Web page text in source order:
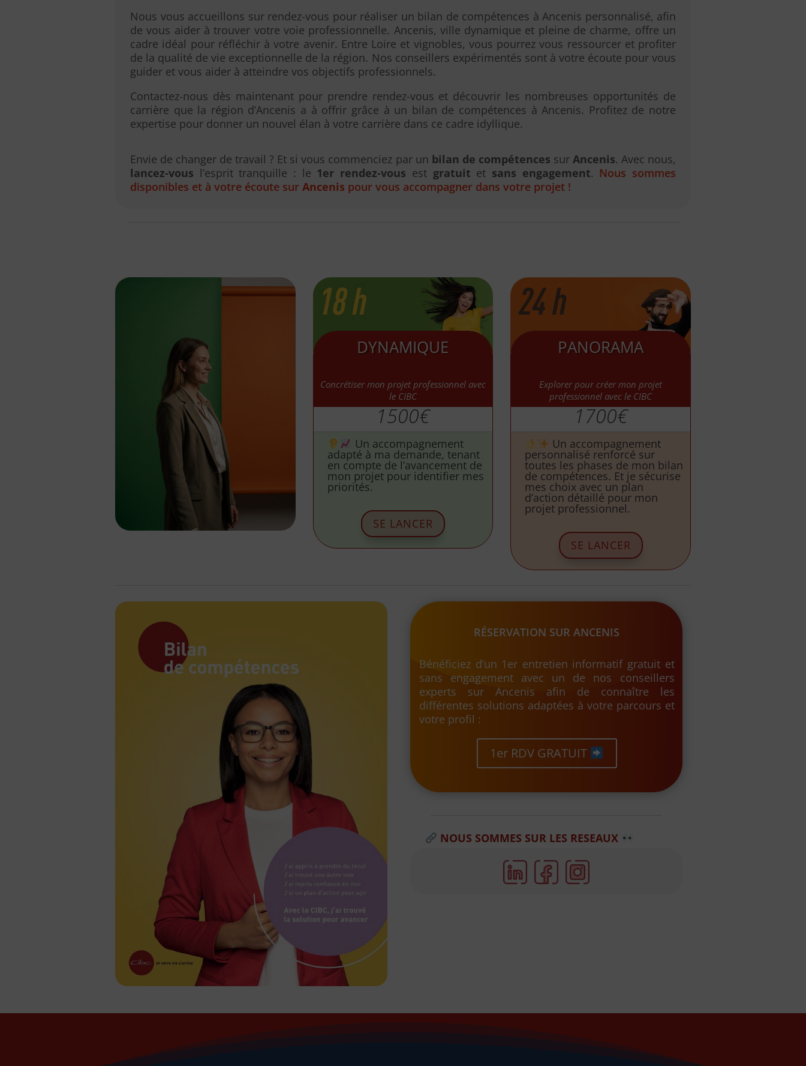
Nous vous accueillons sur rendez-vous pour réaliser un bilan de compétences à Ancenis personnalisé, afin
de vous aider à trouver votre voie professionnelle. Ancenis, ville dynamique et pleine de charme, offre un
cadre idéal pour réfléchir à votre avenir. Entre Loire et vignobles, vous pourrez vous ressourcer et profiter
de la qualité de vie exceptionnelle de la région. Nos conseillers expérimentés sont à votre écoute pour vous
guider et vous aider à atteindre vos objectifs professionnels.
Contactez-nous dès maintenant pour prendre rendez-vous et découvrir les nombreuses opportunités de
carrière que la région d’Ancenis a à offrir grâce à un bilan de compétences à Ancenis. Profitez de notre
expertise pour donner un nouvel élan à votre carrière dans ce cadre idyllique.
Envie de changer de travail ? Et si vous commenciez par un bilan de compétences sur Ancenis. Avec nous,
lancez-vous l’esprit tranquille : le 1er rendez-vous estgratuit et sans engagement. Nous sommes
disponibles et à votre écoute sur Ancenis pour vous accompagner dans votre projet !
DYNAMIQUE
Concrétiser mon projet professionnel avec
le CIBC
1500€
Un accompagnement
adapté à ma demande, tenant
en compte de l’avancement de
mon projet pour identifier mes
priorités.
SE LANCER
PANORAMA
Explorer pour créer mon projet
professionnel avec le CIBC
1700€
Un accompagnement
personnalisé renforcé sur
toutes les phases de mon bilan
de compétences. Et je sécurise
mes choix avec un plan
d’action détaillé pour mon
projet professionnel.
SE LANCER
RÉSERVATION SUR ANCENIS
Bénéficiez d’un 1er entretien informatif gratuit et
sans engagement avec un de nos conseillers
experts sur Ancenis afin de connaître les
différentes solutions adaptées à votre parcours et
votre profil :
1er RDV GRATUIT
NOUS SOMMES SUR LES RESEAUX